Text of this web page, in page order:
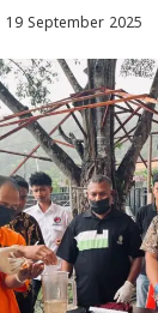
19 September 2025